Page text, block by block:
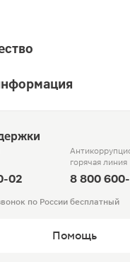
02
горячая линия
8 800
по России бесплатный
Помощь